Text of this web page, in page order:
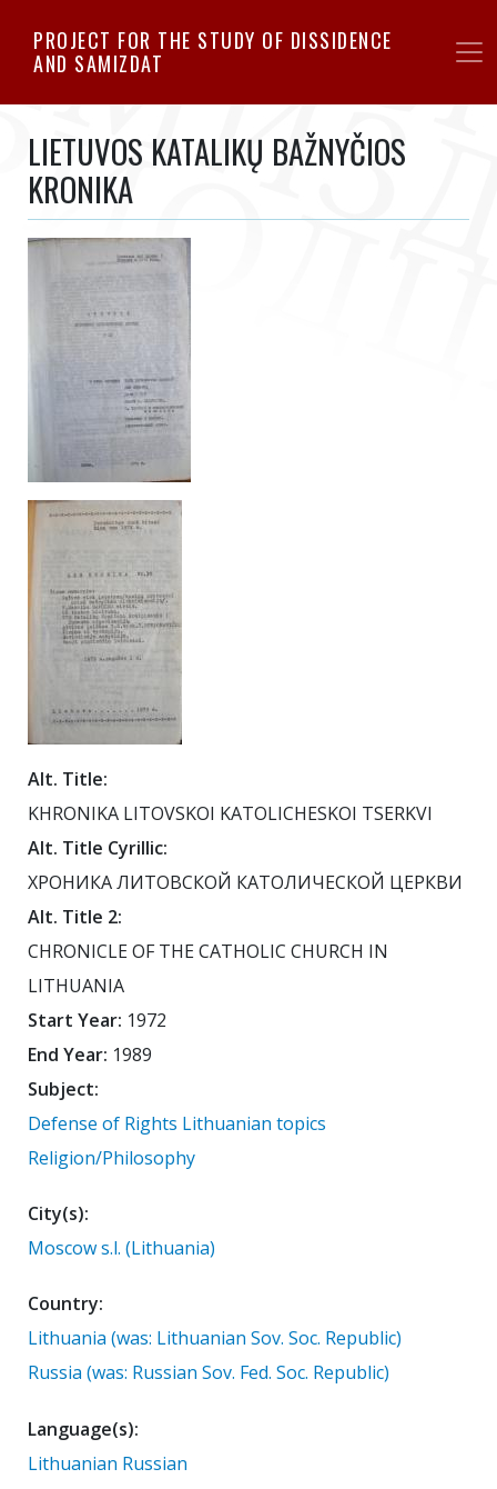
to
PROJECT FOR THE STUDY OF DISSIDENCE
AND SAMIZDAT
LIETUVOS KATALIKŲ BAŽNYČIOS
KRONIKA
Alt. Title:
KHRONIKA LITOVSKOI KATOLICHESKOI TSERKVI
Alt. Title Cyrillic:
ХРОНИКА ЛИТОВСКОЙ КАТОЛИЧЕСКОЙ ЦЕРКВИ
Alt. Title 2:
CHRONICLE OF THE CATHOLIC CHURCH IN
LITHUANIA
Start Year: 1972
End Year: 1989
Subject:
Defense of Rights Lithuanian topics
Religion/Philosophy
City(s):
Moscows.l. (Lithuania)
Country:
Lithuania (was: Lithuanian Sov. Soc. Republic)
Russia (was: Russian Sov. Fed. Soc. Republic)
Language(s):
Lithuanian Russian